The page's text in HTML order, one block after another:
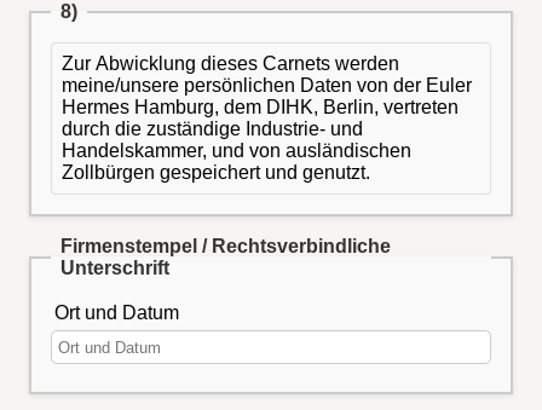
8)
Zur Abwicklung dieses Carnets werden
meine/unsere persönlichen Daten von der Euler
Hermes Hamburg, dem DIHK, Berlin, vertreten
durch die zuständige Industrie- und
Handelskammer, und von ausländischen
Zollbürgen gespeichert und genutzt.
Firmenstempel / Rechtsverbindliche
Unterschrift
Ort und Datum